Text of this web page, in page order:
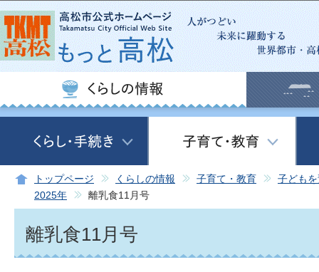
この
トップページ くらしの情報 子育て・教育
子ども
2025年
離乳食11月号
離乳食11月号